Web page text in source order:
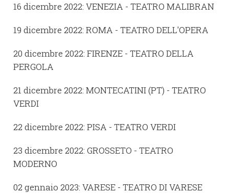
16 dicembre 2022: VENEZIA - TEATRO MALIBRAN
19 dicembre 2022: ROMA - TEATRO DELL'OPERA
20 dicembre 2022: FIRENZE - TEATRO DELLA
PERGOLA
21 dicembre 2022: MONTECATINI (PT) - TEATRO
VERDI
22 dicembre 2022: PISA - TEATRO VERDI
23 dicembre 2022: GROSSETO - TEATRO
MODERNO
02 gennaio 2023: VARESE - TEATRO DI VARESE